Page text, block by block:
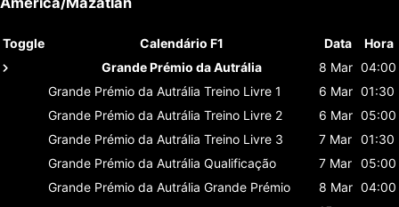
Toggle Calendário F1 Data
Hora
Grande Prémio da Autrália
8 Mar 04:00
Grande Prémio da Autrália Treino Livre 1 6 Mar 01:30
Grande Prémio da Autrália Treino Livre 2 6 Mar 05:00
Grande Prémio da Autrália Treino Livre 3 7 Mar 01:30
Grande Prémio da Autrália Qualificação 7 Mar 05:00
Grande Prémio da Autrália Grande Prémio 8 Mar 04:00